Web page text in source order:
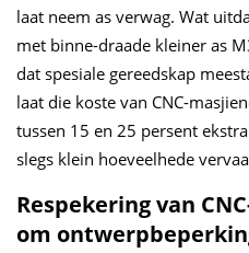
laat neem as verwag. Wat
met binne-draade kleiner as
dat spesiale gereedskap
laat die koste van CNC-
tussen 15 en 25 persent
slegs klein hoeveelhede
Respekering van
om